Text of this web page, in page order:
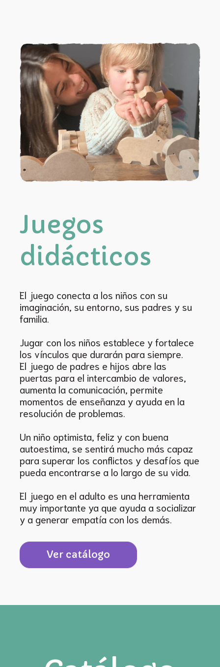
Juegos
didácticos
El juego conecta a los niños con su
imaginación, su entorno, sus padres y su
familia.
Jugar con los niños establece y fortalece
los vínculos que durarán para siempre.
El juego de padres e hijos abre las
puertas para el intercambio de valores,
aumenta la comunicación, permite
momentos de enseñanza y ayuda en la
resolución de problemas.
Un niño optimista, feliz y con buena
autoestima, se sentirá mucho más capaz
para superar los conflictos y desafíos que
pueda encontrarse a lo largo de su vida.
El juego en el adulto es una herramienta
muy importante ya que ayuda a socializar
y a generar empatía con los demás.
Ver catálogo